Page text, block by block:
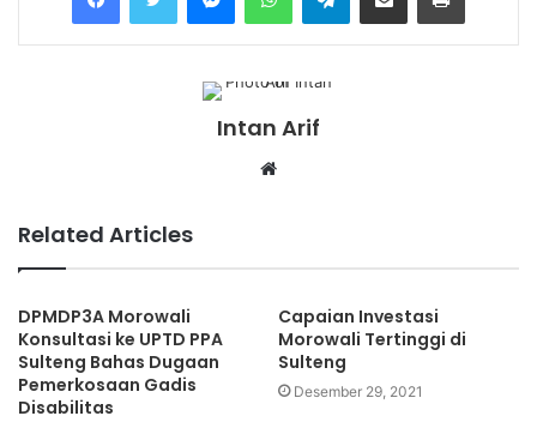
Intan Arif
Website
Related Articles
DPMDP3A Morowali
Konsultasi ke UPTD PPA
Sulteng Bahas Dugaan
Pemerkosaan Gadis
Disabilitas
Capaian Investasi
Morowali Tertinggi di
Sulteng
Desember 29, 2021